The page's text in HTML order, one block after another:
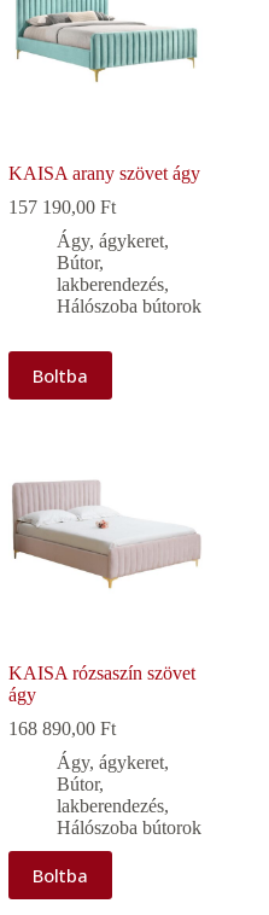
KAISA arany szövet ágy
157 190,00Ft
Ágy, ágykeret,
Bútor,
lakberendezés,
Hálószoba bútorok
Boltba
KAISA rózsaszín szövet
ágy
168 890,00Ft
Ágy, ágykeret,
Bútor,
lakberendezés,
Hálószoba bútorok
Boltba